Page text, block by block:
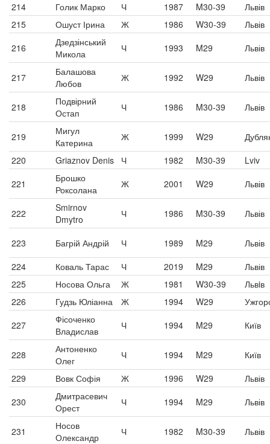
214
Голик Марко Ч 1987 M30-39
Львів
215
Ошуст Ірина Ж 1986 W30-39
Львів
216
Дзедзінський
Микола
Ч 1993 M29 Львів
217
Балашова
Любов
Ж 1992 W29 Львів
218
Подвірний
Остап
Ч 1986 M30-39 Львів
219
Мигул
Катерина
Ж 1999 W29
220
Griaznov Denis Ч 1982 M30-39
Lviv
221
Брошко
Роксолана
Ж 2001 W29 Львів
222
Smirnov
Dmytro
Ч 1986 M30-39 Львів
223 Багрій Андрій Ч 1989 M29
Львів
224
Коваль Тарас Ч 2019 M29
Львів
225
Носова Ольга Ж 1981 W30-39
Львiв
226
Гудзь Юліанна Ж 1994 W29
227
Фісоченко
Владислав
Ч 1994 M29 Київ
228
Антоненко
Олег
Ч 1994 M29
Київ
229
Вовк Софія Ж 1996 W29
Львів
230
Дмитрасевич
Орест
Ч 1994 M29 Львів
231
Носов
Олександр
Ч 1982 M30-39 Львів